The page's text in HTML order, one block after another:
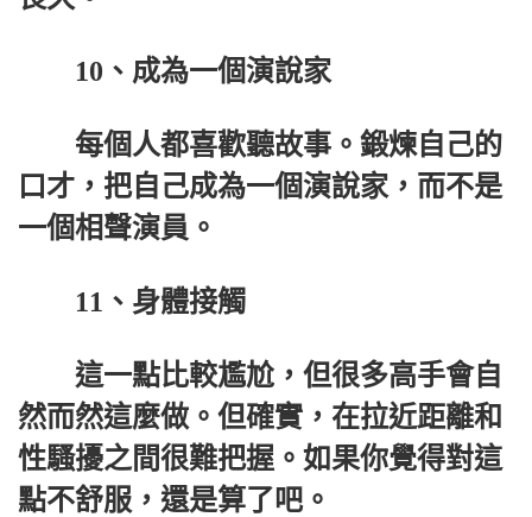
10、成為一個演說家
每個人都喜歡聽故事。鍛煉自己的
口才，把自己成為一個演說家，而不是
一個相聲演員。
11、身體接觸
這一點比較尷尬，但很多高手會自
然而然這麼做。但確實，在拉近距離和
性騷擾之間很難把握。如果你覺得對這
點不舒服，還是算了吧。